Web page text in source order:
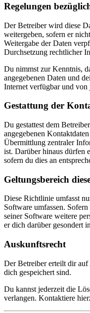
Regelungen
Der Betreiber wird diese
weitergeben, sofern er
Weitergabe der Daten
Durchsetzung rechtlicher
Du nimmst zur Kenntnis,
angegebenen Daten und
Internet verfügbar und von
Gestattung der
Du gestattest dem
angegebenen
Übermittlung zentraler
ist. Darüber hinaus dürfen
sofern du dies an
Geltungsbereich
Diese Richtlinie umfasst
Software umfassen.
seiner Software weitere
er dich darüber gesondert
Auskunftsrecht
Der Betreiber erteilt dir
dich gespeichert sind.
Du kannst jederzeit die
verlangen. Kontaktiere